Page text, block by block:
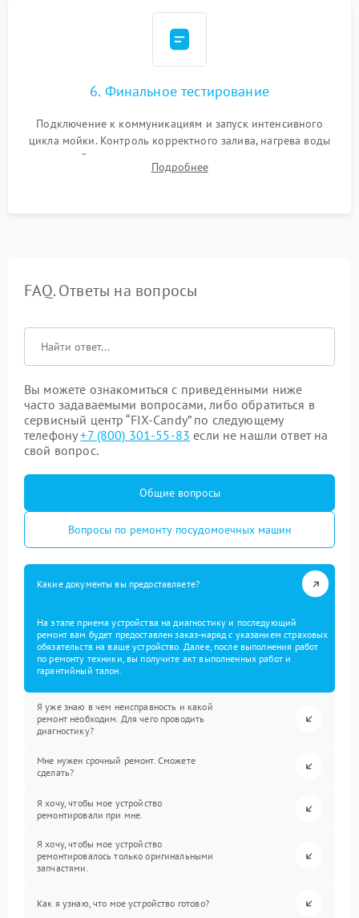
6. Финальное тестирование
Подключение к коммуникациям и запуск интенсивного
цикла мойки. Контроль корректного залива, нагрева воды
до нужной температуры, отсутствия посторонних шумов,
штатного слива и абсолютной сухости в поддоне.
Подробнее
FAQ. Ответы на вопросы
Вы можете ознакомиться с приведенными ниже
часто задаваемыми вопросами, либо обратиться в
сервисный центр “FIX-Candy” по следующему
телефону+7 (800) 301-55-83 если не нашли ответ на
свой вопрос.
Общие вопросы
Вопросы по ремонту посудомоечных машин
Какие документы вы предоставляете?
На этапе приема устройства на диагностику и последующий
ремонт вам будет предоставлен заказ-наряд с указанием страховых
обязательств на ваше устройство. Далее, после выполнения работ
по ремонту техники, вы получите акт выполненных работ и
гарантийный талон.
Я уже знаю в чем неисправность и какой
ремонт необходим. Для чего проводить
диагностику?
Мне нужен срочный ремонт. Сможете
сделать?
Я хочу, чтобы мое устройство
ремонтировали при мне.
Я хочу, чтобы мое устройство
ремонтировалось только оригинальными
запчастями.
Как я узнаю, что мое устройство готово?